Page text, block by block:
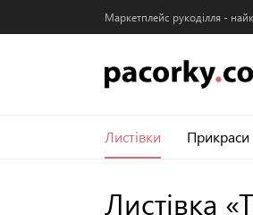
Маркетплейс рукоділля -
Листівки Прикраси
Листівка